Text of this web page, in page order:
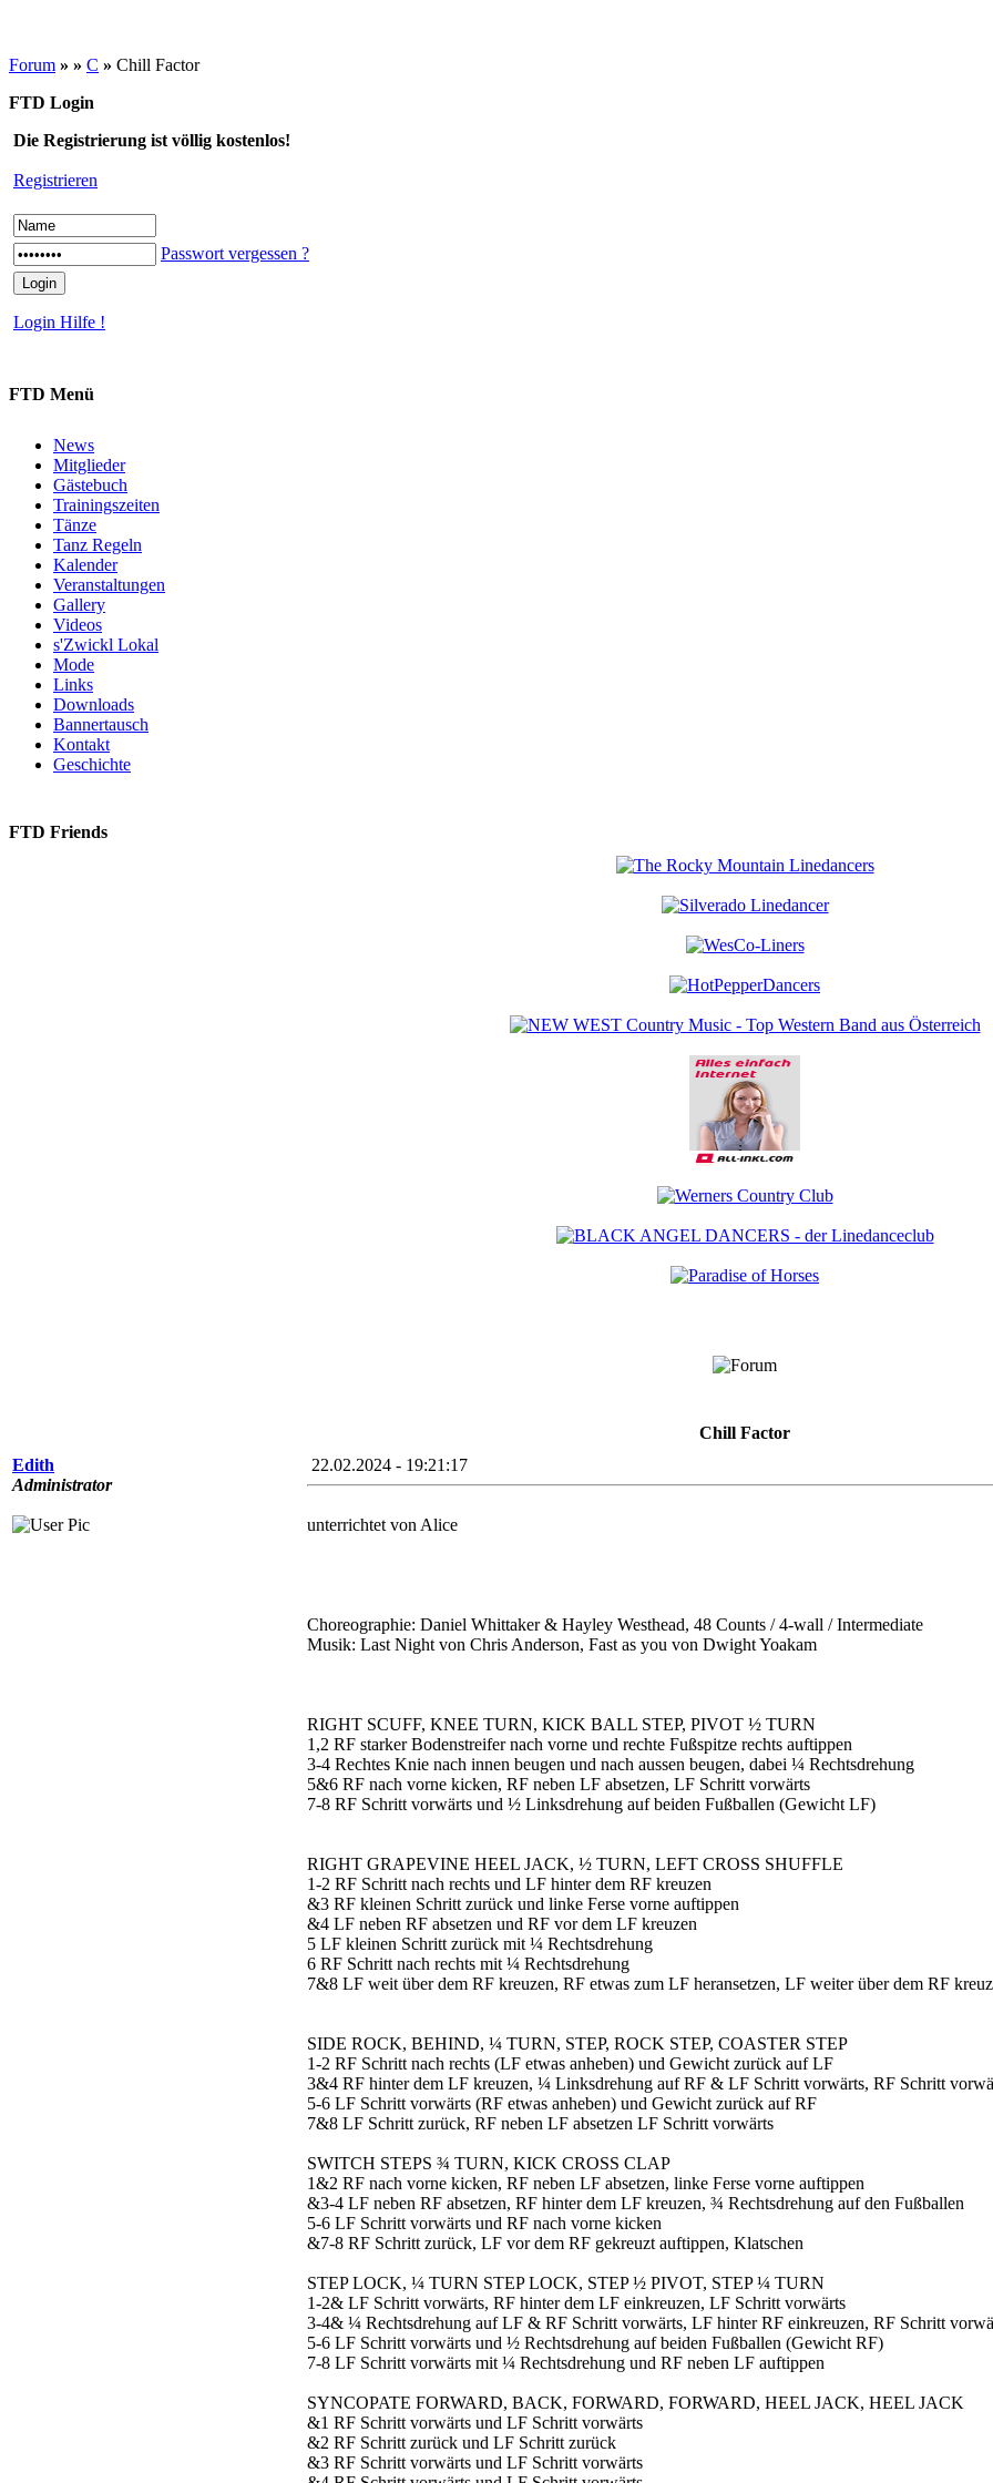
Forum » » C » Chill Factor
FTD Login
Die Registrierung ist völlig kostenlos!
Registrieren
Passwort vergessen ?
Login Hilfe !
FTD Menü
News
Mitglieder
Gästebuch
Trainingszeiten
Tänze
Tanz Regeln
Kalender
Veranstaltungen
Gallery
Videos
s'Zwickl Lokal
Mode
Links
Downloads
Bannertausch
Kontakt
Geschichte
FTD Friends
Chill Factor
Edith
Administrator
22.02.2024 - 19:21:17
unterrichtet von Alice
Choreographie: Daniel Whittaker & Hayley Westhead, 48 Counts / 4-wall / Intermediate
Musik: Last Night von Chris Anderson, Fast as you von Dwight Yoakam
RIGHT SCUFF, KNEE TURN, KICK BALL STEP, PIVOT ½ TURN
1,2 RF starker Bodenstreifer nach vorne und rechte Fußspitze rechts auftippen
3-4 Rechtes Knie nach innen beugen und nach aussen beugen, dabei ¼ Rechtsdrehung
5&6 RF nach vorne kicken, RF neben LF absetzen, LF Schritt vorwärts
7-8 RF Schritt vorwärts und ½ Linksdrehung auf beiden Fußballen (Gewicht LF)
RIGHT GRAPEVINE HEEL JACK, ½ TURN, LEFT CROSS SHUFFLE
1-2 RF Schritt nach rechts und LF hinter dem RF kreuzen
&3 RF kleinen Schritt zurück und linke Ferse vorne auftippen
&4 LF neben RF absetzen und RF vor dem LF kreuzen
5 LF kleinen Schritt zurück mit ¼ Rechtsdrehung
6 RF Schritt nach rechts mit ¼ Rechtsdrehung
7&8 LF weit über dem RF kreuzen, RF etwas zum LF heransetzen, LF weiter über dem RF
SIDE ROCK, BEHIND, ¼ TURN, STEP, ROCK STEP, COASTER STEP
1-2 RF Schritt nach rechts (LF etwas anheben) und Gewicht zurück auf LF
3&4 RF hinter dem LF kreuzen, ¼ Linksdrehung auf RF & LF Schritt vorwärts, RF Schritt
5-6 LF Schritt vorwärts (RF etwas anheben) und Gewicht zurück auf RF
7&8 LF Schritt zurück, RF neben LF absetzen LF Schritt vorwärts
SWITCH STEPS ¾ TURN, KICK CROSS CLAP
1&2 RF nach vorne kicken, RF neben LF absetzen, linke Ferse vorne auftippen
&3-4 LF neben RF absetzen, RF hinter dem LF kreuzen, ¾ Rechtsdrehung auf den Fußballen
5-6 LF Schritt vorwärts und RF nach vorne kicken
&7-8 RF Schritt zurück, LF vor dem RF gekreuzt auftippen, Klatschen
STEP LOCK, ¼ TURN STEP LOCK, STEP ½ PIVOT, STEP ¼ TURN
1-2& LF Schritt vorwärts, RF hinter dem LF einkreuzen, LF Schritt vorwärts
3-4& ¼ Rechtsdrehung auf LF & RF Schritt vorwärts, LF hinter RF einkreuzen, RF Schritt
5-6 LF Schritt vorwärts und ½ Rechtsdrehung auf beiden Fußballen (Gewicht RF)
7-8 LF Schritt vorwärts mit ¼ Rechtsdrehung und RF neben LF auftippen
SYNCOPATE FORWARD, BACK, FORWARD, FORWARD, HEEL JACK, HEEL JACK
&1 RF Schritt vorwärts und LF Schritt vorwärts
&2 RF Schritt zurück und LF Schritt zurück
&3 RF Schritt vorwärts und LF Schritt vorwärts